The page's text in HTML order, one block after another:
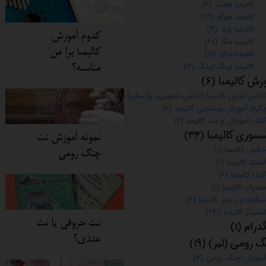
کالیمبا هایت (۶)
کالیمبا هوگو (۱۶)
کالیمبا بایلا (۳)
کالیمبا سگا (۲۰)
کالیمبا جکو (۱۲)
کالیمبا لینگ تینگ (۳)
کالیمبا (۶)
کلاس انلاین کالیمبا (تماس تصویری واتساپ) (۱)
پکیج آموزش ویدئویی کالیمبا (۲)
کتاب آموزش و نت کالیمبا (۲)
کالیمبا (۳۴)
چکش کالیمبا (۱)
استند کالیمبا (۱)
کیف کالیمبا (۶)
مضراب کالیمبا (۱)
منگوله و زنجیر کالیمبا (۲)
استیکر کالیمبا (۲۳)
(۱)
رومی (لیر) (۱۹)
آموزش چنگ رومی (۴)
کدوم آموزش
کالیمبا برا من
مناسبه؟
نمونه آموزش نت
چنگ رومی
نت حروفی یا نت
عددی؟